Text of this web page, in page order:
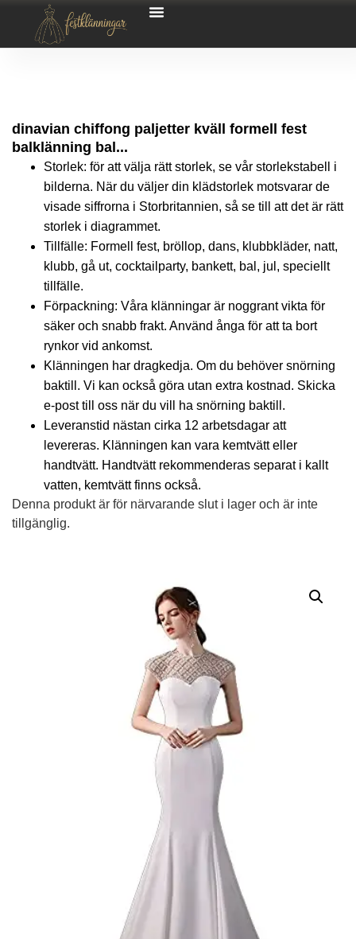
dinavian chiffong paljetter kväll formell fest
balklänning bal...
Storlek: för att välja rätt storlek, se vår storlekstabell i
bilderna. När du väljer din klädstorlek motsvarar de
visade siffrorna i Storbritannien, så se till att det är rätt
storlek i diagrammet.
Tillfälle: Formell fest, bröllop, dans, klubbkläder, natt,
klubb, gå ut, cocktailparty, bankett, bal, jul, speciellt
tillfälle.
Förpackning: Våra klänningar är noggrant vikta för
säker och snabb frakt. Använd ånga för att ta bort
rynkor vid ankomst.
Klänningen har dragkedja. Om du behöver snörning
baktill. Vi kan också göra utan extra kostnad. Skicka
e-post till oss när du vill ha snörning baktill.
Leveranstid nästan cirka 12 arbetsdagar att
levereras. Klänningen kan vara kemtvätt eller
handtvätt. Handtvätt rekommenderas separat i kallt
vatten, kemtvätt finns också.
Denna produkt är för närvarande slut i lager och är inte
tillgänglig.